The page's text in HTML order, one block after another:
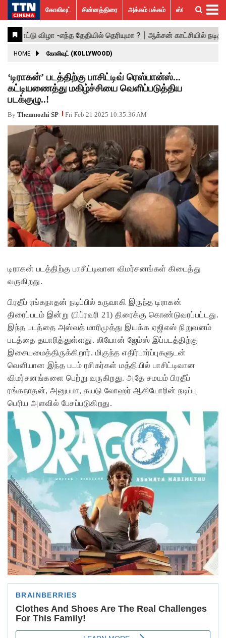
கோலிவுட்
சின்னத்திரை
பாலிவுட்
ஹாலிவுட்
அக்கம்
பக்கம்
ஸ்பெஷல்
ஸ்டோரீஸ்
விமர்சனம்
GALLERY
ACTRESS
ACTORS
MOVIESTILLS
EVENTS
VIDEOS
What’s
Hot
Trending
News
கோலிவுட் சின்னத்திரை அக்கம் பக்கம் ஸ்பெஷல் ஸ்டோரீஸ்
HOME கோலிவுட் (KOLLYWOOD)
‘டிராகன்’ படத்திற்கு பாசிட்டிவ் ரெஸ்பான்ஸ்...
கட்டியணைத்து மகிழ்ச்சியை வெளிப்படுத்திய
படக்குழு..!
By Thenmozhi SP Fri Feb 21 2025 10:35:36 AM
டிராகன் படத்திற்கு பாசிட்டிவான விமர்சனங்கள் கிடைத்து
வருகிறது.
பிரதீப் ரங்கநாதன் நடிப்பில் உருவாகி இருந்த டிராகன்
திரைப்படம் இன்று (பிப்ரவரி 21) திரைக்கு கொண்டுவரப்பட்டது.
இந்த படத்தை அஸ்வத் மாரிமுத்து இயக்க ஏஜிஎஸ் நிறுவனம்
படத்தை தயாரித்துள்ளது. லியோன் ஜேம்ஸ் இப்படத்திற்கு
இசையமைத்திருக்கிறார். மிகுந்த எதிர்பார்ப்புகளுடன்
வெளியான இந்த படம் ரசிகர்கள் மத்தியில் பாசிட்டிவான
விமர்சனங்களை பெற்று வருகிறது. அதே சமயம் பிரதீப்
ரங்கநாதன், அனுபமா, கயடு லோஹர் ஆகியோரின் நடிப்பு
பெரிய அளவில் பேசப்படுகிறது.